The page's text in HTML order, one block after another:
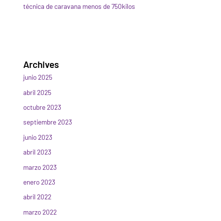
técnica de caravana menos de 750kilos
Archives
junio 2025
abril 2025
octubre 2023
septiembre 2023
junio 2023
abril 2023
marzo 2023
enero 2023
abril 2022
marzo 2022